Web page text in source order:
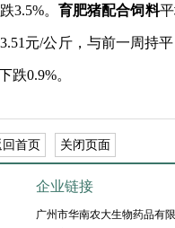
3.5%。 育肥猪配合饲料
元/公斤，与前一周持平
跌0.9%。
回首页 关闭页面
企业链接
广州市华南农大生物药品有